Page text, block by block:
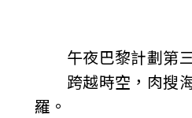
午夜巴黎計劃第三
跨越時空，肉搜
羅。